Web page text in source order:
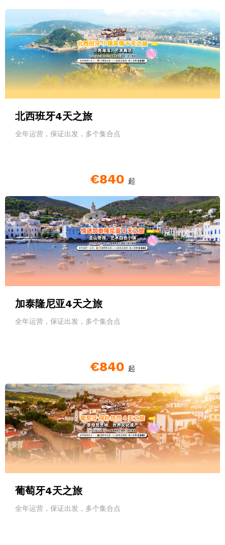
北西班牙4天之旅
全年运营，保证出发，多个集合点
€840 起
加泰隆尼亚4天之旅
全年运营，保证出发，多个集合点
€840 起
葡萄牙4天之旅
全年运营，保证出发，多个集合点